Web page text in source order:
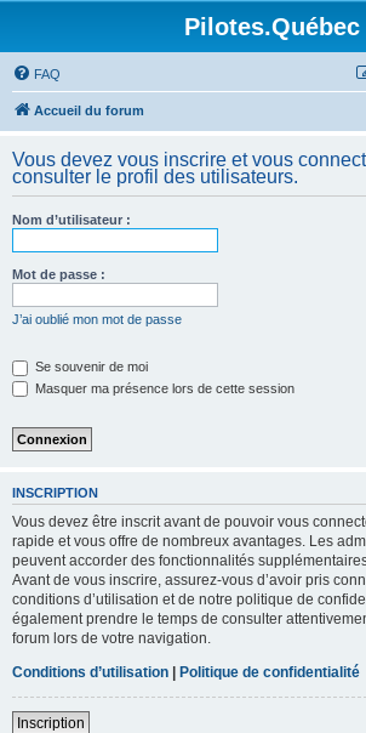
Pilotes.Québec
FAQ
Accueil du forum
Vous devez vous inscrire et vous
consulter le profil des utilisateurs.
Nom d’utilisateur :
Mot de passe :
J’ai oublié mon mot de passe
Se souvenir de moi
Masquer ma présence lors de cette session
INSCRIPTION
Vous devez être inscrit avant de pouvoir vous
rapide et vous offre de nombreux avantages. Les
peuvent accorder des fonctionnalités
Avant de vous inscrire, assurez-vous d’avoir pris
conditions d’utilisation et de notre politique de
également prendre le temps de consulter
forum lors de votre navigation.
Conditions d’utilisation | Politique de confidentialité
Inscription